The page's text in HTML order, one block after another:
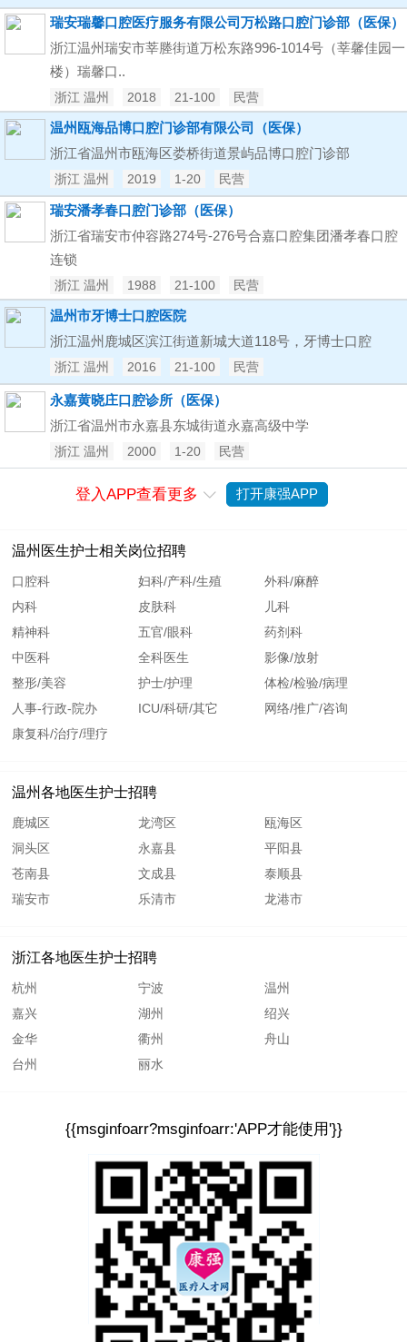
瑞安瑞馨口腔医疗服务有限公司万松路口腔门诊部（医保）
浙江温州瑞安市莘塍街道万松东路996-1014号（莘馨佳园一
楼）瑞馨口..
浙江 温州 2018 21-100 民营
温州瓯海品博口腔门诊部有限公司（医保）
浙江省温州市瓯海区娄桥街道景屿品博口腔门诊部
浙江 温州 2019 1-20 民营
瑞安潘孝春口腔门诊部（医保）
浙江省瑞安市仲容路274号-276号合嘉口腔集团潘孝春口腔
连锁
浙江 温州 1988 21-100 民营
温州市牙博士口腔医院
浙江温州鹿城区滨江街道新城大道118号，牙博士口腔
浙江 温州 2016 21-100 民营
永嘉黄晓庄口腔诊所（医保）
浙江省温州市永嘉县东城街道永嘉高级中学
浙江 温州 2000 1-20 民营
登入APP查看更多  打开康强APP
温州医生护士相关岗位招聘
口腔科 妇科/产科/生殖
外科/麻醉
内科
皮肤科
儿科
精神科
五官/眼科
药剂科
中医科
全科医生
影像/放射
整形/美容
护士/护理
体检/检验/病理
人事-行政-院办
ICU/科研/其它
网络/推广/咨询
康复科/治疗/理疗
温州各地医生护士招聘
鹿城区 龙湾区
瓯海区
洞头区
永嘉县
平阳县
苍南县
文成县
泰顺县
瑞安市
乐清市 龙港市
浙江各地医生护士招聘
杭州 宁波
温州
嘉兴
湖州
绍兴
金华
衢州
舟山
台州
丽水
{{msginfoarr?msginfoarr:'APP才能使用'}}